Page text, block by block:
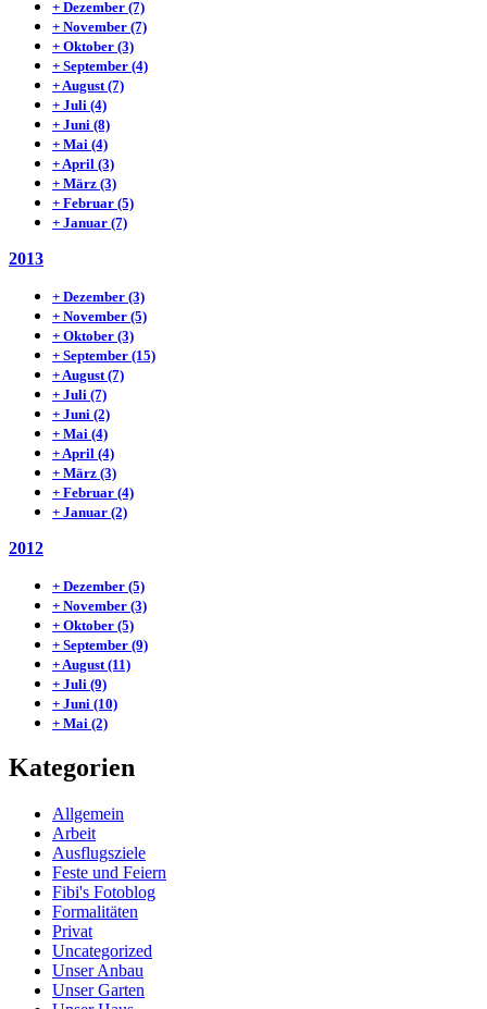
+ Dezember (7)
+ November (7)
+ Oktober (3)
+ September (4)
+ August (7)
+ Juli (4)
+ Juni (8)
+ Mai (4)
+ April (3)
+ März (3)
+ Februar (5)
+ Januar (7)
2013
+ Dezember (3)
+ November (5)
+ Oktober (3)
+ September (15)
+ August (7)
+ Juli (7)
+ Juni (2)
+ Mai (4)
+ April (4)
+ März (3)
+ Februar (4)
+ Januar (2)
2012
+ Dezember (5)
+ November (3)
+ Oktober (5)
+ September (9)
+ August (11)
+ Juli (9)
+ Juni (10)
+ Mai (2)
Kategorien
Allgemein
Arbeit
Ausflugsziele
Feste und Feiern
Fibi's Fotoblog
Formalitäten
Privat
Uncategorized
Unser Anbau
Unser Garten